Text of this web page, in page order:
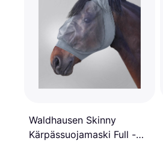
Waldhausen Skinny
Kärpässuojamaski Full -